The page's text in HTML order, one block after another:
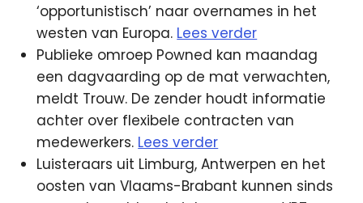
‘opportunistisch’ naar overnames in het
westen van Europa. Lees verder
Publieke omroep Powned kan maandag
een dagvaarding op de mat verwachten,
meldt Trouw. De zender houdt informatie
achter over flexibele contracten van
medewerkers. Lees verder
Luisteraars uit Limburg, Antwerpen en het
oosten van Vlaams-Brabant kunnen sinds